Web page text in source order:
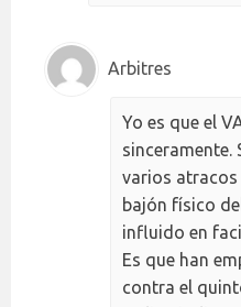
Arbitres
Yo es que el
sinceramente.
varios atracos
bajón físico
influido en
Es que han
contra el